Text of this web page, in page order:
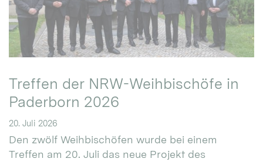
Treffen der NRW-Weihbischöfe in
Paderborn 2026
20. Juli 2026
Den zwölf Weihbischöfen wurde bei einem
Treffen am 20. Juli das neue Projekt des